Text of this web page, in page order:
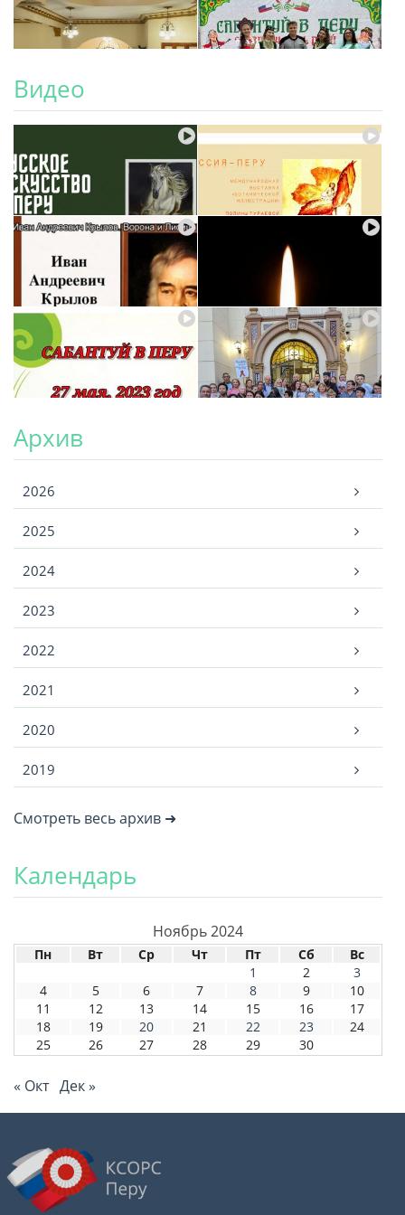
Видео
Архив
2026
2025
2024
2023
2022
2021
2020
2019
Смотреть весь архив ➜
Календарь
Ноябрь 2024
Пн Вт Ср Чт Пт Сб
Вс
1
2
3
4
5 6 7 8 9
10
11
12 13 14 15 16
17
18
19 20 21 22 23
24
25
26 27 28 29 30
« Окт Дек »